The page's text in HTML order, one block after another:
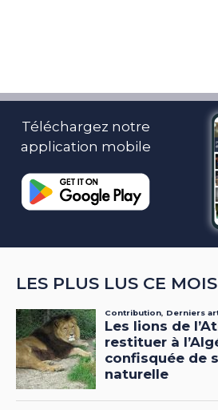
Téléchargez notre
application mobile
LES PLUS LUS CE MOIS